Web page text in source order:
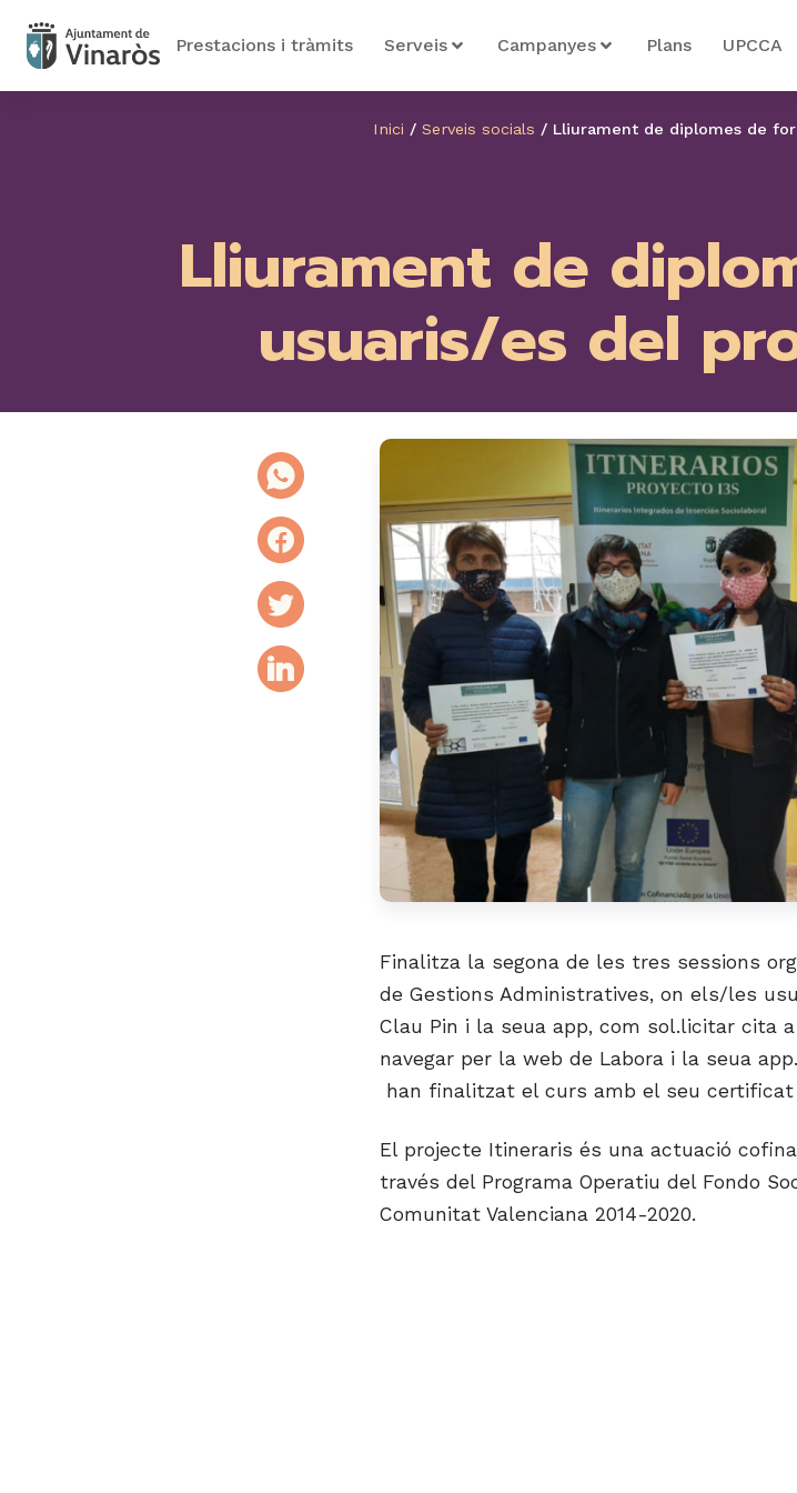
Prestacions i tràmits Serveis Campanyes Plans UPCCA
Inici / Serveis socials / Lliurament de diplomes de
Lliurament de
usuaris/es del
Finalitza la segona de les tres sessions
de Gestions Administratives, on els/les
Clau Pin i la seua app, com sol.licitar cita
navegar per la web de Labora i la seua
han finalitzat el curs amb el seu
El projecte Itineraris és una actuació
través del Programa Operatiu del Fondo
Comunitat Valenciana 2014-2020.